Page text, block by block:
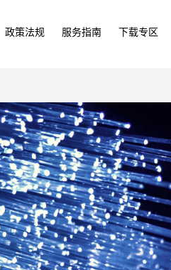
政策法规 服务指南 下载专区